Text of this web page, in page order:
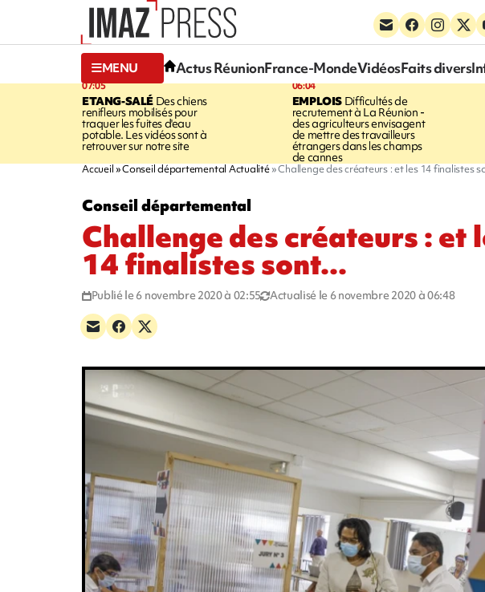
MENU Actus RéunionFrance-MondeVidéosFaits divers
07:05
ETANG-SALÉ Des chiens
renifleurs mobilisés pour
traquer les fuites d'eau
potable. Les vidéos sont à
retrouver sur notre site
06:04
EMPLOIS Difficultés de
recrutement à La Réunion -
des agriculteurs envisagent
de mettre des travailleurs
étrangers dans les champs
de cannes
Accueil Conseil départemental Actualité Challenge des créateurs : et les 14 finalistes
Conseil départemental
Challenge des créateurs : et
14 finalistes sont...
Publié le 6 novembre 2020 à 02:55 Actualisé le 6 novembre 2020 à 06:48